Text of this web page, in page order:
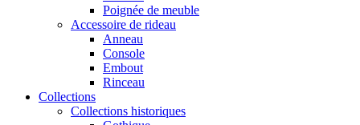
Poignée de meuble
Accessoire de rideau
Anneau
Console
Embout
Rinceau
Collections
Collections historiques